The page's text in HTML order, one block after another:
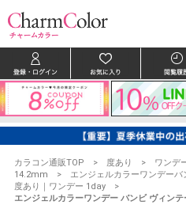
カラコン通販TOP 度あり ワンデ
14.2mm
エンジェルカラーワンデーバ
度あり｜ワンデー 1day
エンジェルカラーワンデー バンビ ヴィン